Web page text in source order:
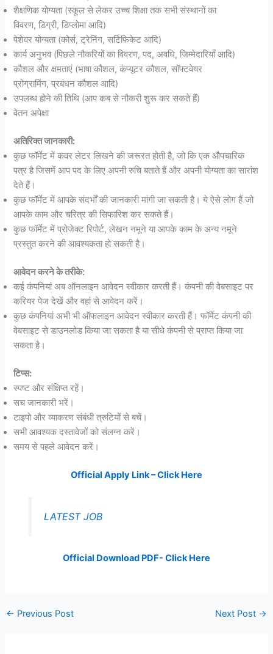
शैक्षणिक योग्यता (स्कूल से लेकर उच्च शिक्षा तक सभी संस्थानों का
विवरण, डिग्री, डिप्लोमा आदि)
पेशेवर योग्यता (कोर्स, ट्रेनिंग, सर्टिफिकेट आदि)
कार्य अनुभव (पिछले नौकरियों का विवरण, पद, अवधि, जिम्मेदारियाँ आदि)
कौशल और क्षमताएं (भाषा कौशल, कंप्यूटर कौशल, सॉफ्टवेयर
प्रोग्रामिंग, प्रबंधन कौशल आदि)
उपलब्ध होने की तिथि (आप कब से नौकरी शुरू कर सकते हैं)
वेतन अपेक्षा
अतिरिक्त जानकारी:
कुछ फॉर्मेट में कवर लेटर लिखने की जरूरत होती है, जो कि एक औपचारिक
पत्र है जिसमें आप पद के लिए अपनी रुचि बताते हैं और अपनी योग्यता का सारांश
देते हैं।
कुछ फॉर्मेट में आपके संदर्भों की जानकारी मांगी जा सकती है। ये ऐसे लोग हैं जो
आपके काम और चरित्र की सिफारिश कर सकते हैं।
कुछ फॉर्मेट में प्रोजेक्ट रिपोर्ट, लेखन नमूने या आपके काम के अन्य नमूने
प्रस्तुत करने की आवश्यकता हो सकती है।
आवेदन करने के तरीके:
कई कंपनियां अब ऑनलाइन आवेदन स्वीकार करती हैं। कंपनी की वेबसाइट पर
करियर पेज देखें और वहां से आवेदन करें।
कुछ कंपनियां अभी भी ऑफलाइन आवेदन स्वीकार करती हैं। फॉर्मेट कंपनी की
वेबसाइट से डाउनलोड किया जा सकता है या सीधे कंपनी से प्राप्त किया जा
सकता है।
टिप्स:
स्पष्ट और संक्षिप्त रहें।
सच जानकारी भरें।
टाइपो और व्याकरण संबंधी त्रुटियों से बचें।
सभी आवश्यक दस्तावेजों को संलग्न करें।
समय से पहले आवेदन करें।
Official Apply Link – Click Here
LATEST JOB
Official Download PDF- Click Here
← Previous Post Next Post →